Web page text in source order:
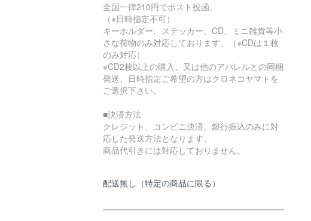
全国一律210円でポスト投函。
（※日時指定不可）
キーホルダー、ステッカー、CD、ミニ雑貨等小
さな荷物のみ対応しております。（※CDは１枚
のみ対応）
※CD2枚以上の購入、又は他のアパレルとの同梱
発送、日時指定ご希望の方はクロネコヤマトを
ご選択下さい。
■決済方法
クレジット、コンビニ決済、銀行振込のみに対
応した発送方法となります。
商品代引きには対応しておりません。
配送無し（特定の商品に限る）